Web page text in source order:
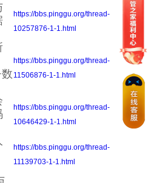
https://bbs.pinggu.org/thread-
10257876-1-1.html
https://bbs.pinggu.org/thread-
11506876-1-1.html
https://bbs.pinggu.org/thread-
10646429-1-1.html
https://bbs.pinggu.org/thread-
11139703-1-1.html